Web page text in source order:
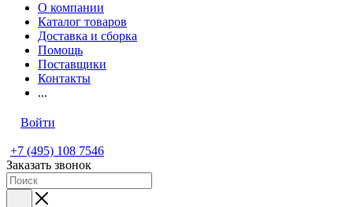
О компании
Каталог товаров
Доставка и сборка
Помощь
Поставщики
Контакты
...
Войти
+7 (495) 108 7546
Заказать звонок